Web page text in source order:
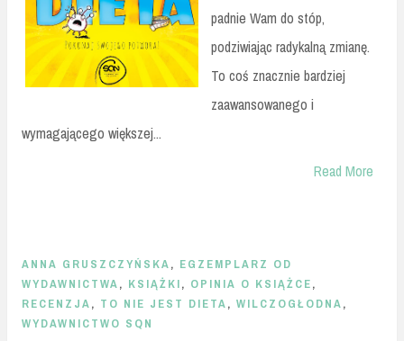
padnie Wam do stóp,
podziwiając radykalną zmianę.
To coś znacznie bardziej
zaawansowanego i
wymagającego większej...
Read More
ANNA GRUSZCZYŃSKA, EGZEMPLARZ OD
WYDAWNICTWA, KSIĄŻKI, OPINIA O KSIĄŻCE,
RECENZJA, TO NIE JEST DIETA, WILCZOGŁODNA,
WYDAWNICTWO SQN